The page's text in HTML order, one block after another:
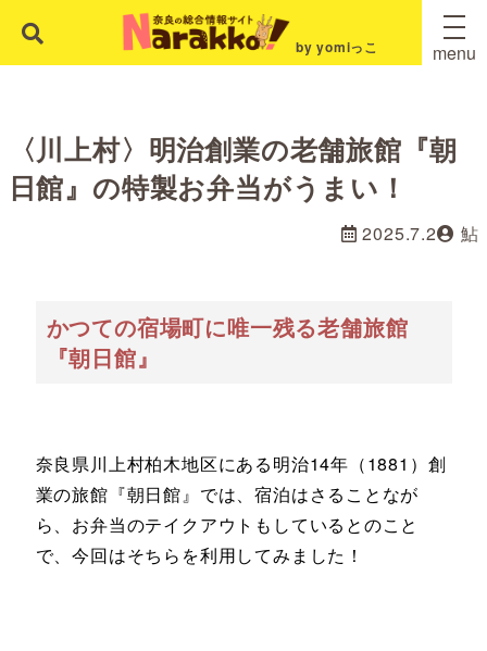
by yomiっこ menu
〈川上村〉明治創業の老舗旅館『朝
日館』の特製お弁当がうまい！
2025.7.2 鮎
かつての宿場町に唯一残る老舗旅館
『朝日館』
奈良県川上村柏木地区にある明治14年（1881）創
業の旅館『朝日館』では、宿泊はさることなが
ら、お弁当のテイクアウトもしているとのこと
で、今回はそちらを利用してみました！